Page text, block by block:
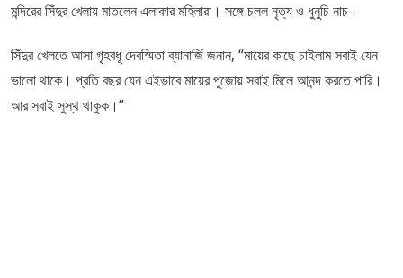
মন্দিরের সিঁদুর খেলায় মাতলেন এলাকার মহিলারা। সঙ্গে চলল নৃত্য ও ধুনুচি নাচ।
সিঁদুর খেলতে আসা গৃহবধূ দেবস্মিতা ব্যানার্জি জনান, “মায়ের কাছে চাইলাম সবাই যেন
ভালো থাকে। প্রতি বছর যেন এইভাবে মায়ের পুজোয় সবাই মিলে আনন্দ করতে পারি।
আর সবাই সুস্থ থাকুক।”